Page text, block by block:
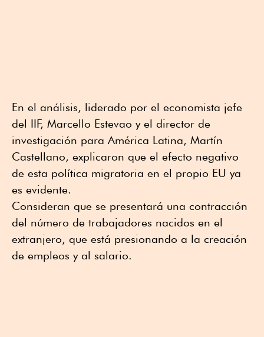
En el análisis, liderado por el economista jefe
del IIF, Marcello Estevao y el director de
investigación para América Latina, Martín
Castellano, explicaron que el efecto negativo
de esta política migratoria en el propio EU ya
es evidente.
Consideran que se presentará una contracción
del número de trabajadores nacidos en el
extranjero, que está presionando a la creación
de empleos y al salario.